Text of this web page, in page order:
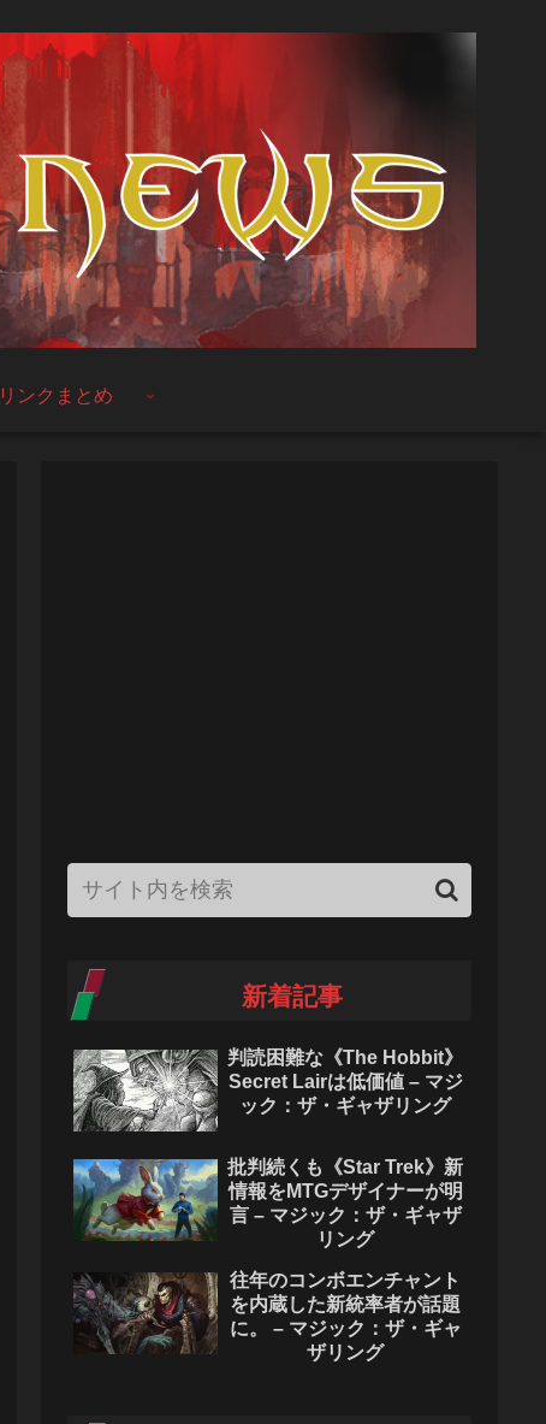
リンクまとめ
新着記事
判読困難な《The Hobbit》
Secret Lairは低価値 – マジ
ック：ザ・ギャザリング
批判続くも《Star Trek》新
情報をMTGデザイナーが明
言 – マジック：ザ・ギャザ
リング
往年のコンボエンチャント
を内蔵した新統率者が話題
に。 – マジック：ザ・ギャ
ザリング